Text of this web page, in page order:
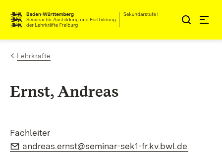
Zum Inhalt springen
Link zur Startseite
Lehrkräfte
Ernst, Andreas
Fachleiter
E-Mail:
andreas.ernst@seminar-sek1-fr.kv.bwl.de